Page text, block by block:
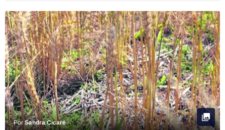
PorSandra Cicaré